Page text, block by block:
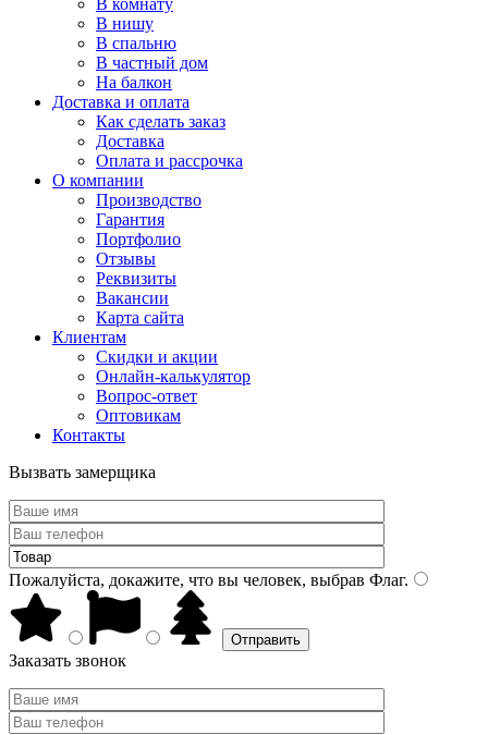
В комнату
В нишу
В спальню
В частный дом
На балкон
Доставка и оплата
Как сделать заказ
Доставка
Оплата и рассрочка
О компании
Производство
Гарантия
Портфолио
Отзывы
Реквизиты
Вакансии
Карта сайта
Клиентам
Скидки и акции
Онлайн-калькулятор
Вопрос-ответ
Оптовикам
Контакты
Вызвать замерщика
Пожалуйста, докажите, что вы человек, выбрав Флаг.
Заказать звонок